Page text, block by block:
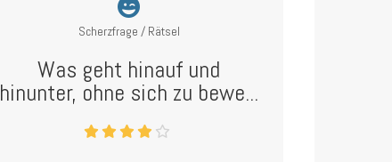
Scherzfrage / Rätsel
Was geht hinauf und
hinunter, ohne sich zu bewe...